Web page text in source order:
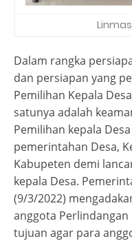
Dalam rangka
dan persiapan yang
Pemilihan Kepala
satunya adalah
Pemilihan kepala
pemerintahan Desa,
Kabupeten demi
kepala Desa.
(9/3/2022)
anggota Perlindangan
tujuan agar para